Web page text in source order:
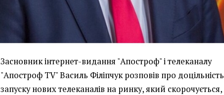
Засновник інтернет-видання "Апостроф" і телеканалу
"Апостроф TV" Василь Філіпчук розповів про доцільність
запуску нових телеканалів на ринку, який скорочується,